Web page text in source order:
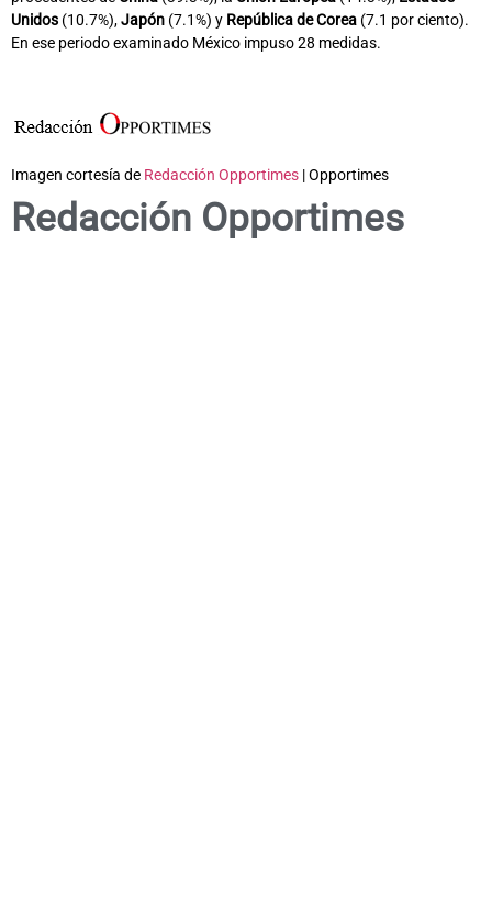
Unidos (10.7%),Japón (7.1%) y República de Corea (7.1 por ciento).
En ese periodo examinado México impuso 28 medidas.
Imagen cortesía de Redacción Opportimes | Opportimes
Redacción Opportimes